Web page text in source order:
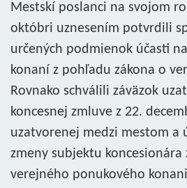
Mestskí poslanci na svojom
októbri uznesením potvrdili
určených podmienok účasti
konaní z pohľadu zákona o
Rovnako schválili záväzok
koncesnej zmluve z 22.
uzatvorenej medzi mestom a
zmeny subjektu koncesionára
verejného ponukového